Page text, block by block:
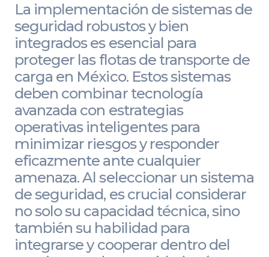
La implementación de sistemas de
seguridad robustos y bien
integrados es esencial para
proteger las flotas de transporte de
carga en México. Estos sistemas
deben combinar tecnología
avanzada con estrategias
operativas inteligentes para
minimizar riesgos y responder
eficazmente ante cualquier
amenaza. Al seleccionar un sistema
de seguridad, es crucial considerar
no solo su capacidad técnica, sino
también su habilidad para
integrarse y cooperar dentro del